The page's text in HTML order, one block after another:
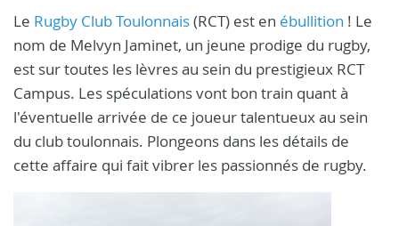
Le Rugby Club Toulonnais(RCT) est en ébullition ! Le
nom de Melvyn Jaminet, un jeune prodige du rugby,
est sur toutes les lèvres au sein du prestigieux RCT
Campus. Les spéculations vont bon train quant à
l'éventuelle arrivée de ce joueur talentueux au sein
du club toulonnais. Plongeons dans les détails de
cette affaire qui fait vibrer les passionnés de rugby.